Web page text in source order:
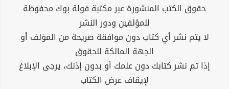
حقوق الكتب المنشورة عبر مكتبة فولة بوك محفوظة
للمؤلفين ودور النشر
لا يتم نشر أي كتاب دون موافقة صريحة من المؤلف أو
الجهة المالكة للحقوق
إذا تم نشر كتابك دون علمك أو بدون إذنك، يرجى الإبلاغ
لإيقاف عرض الكتاب